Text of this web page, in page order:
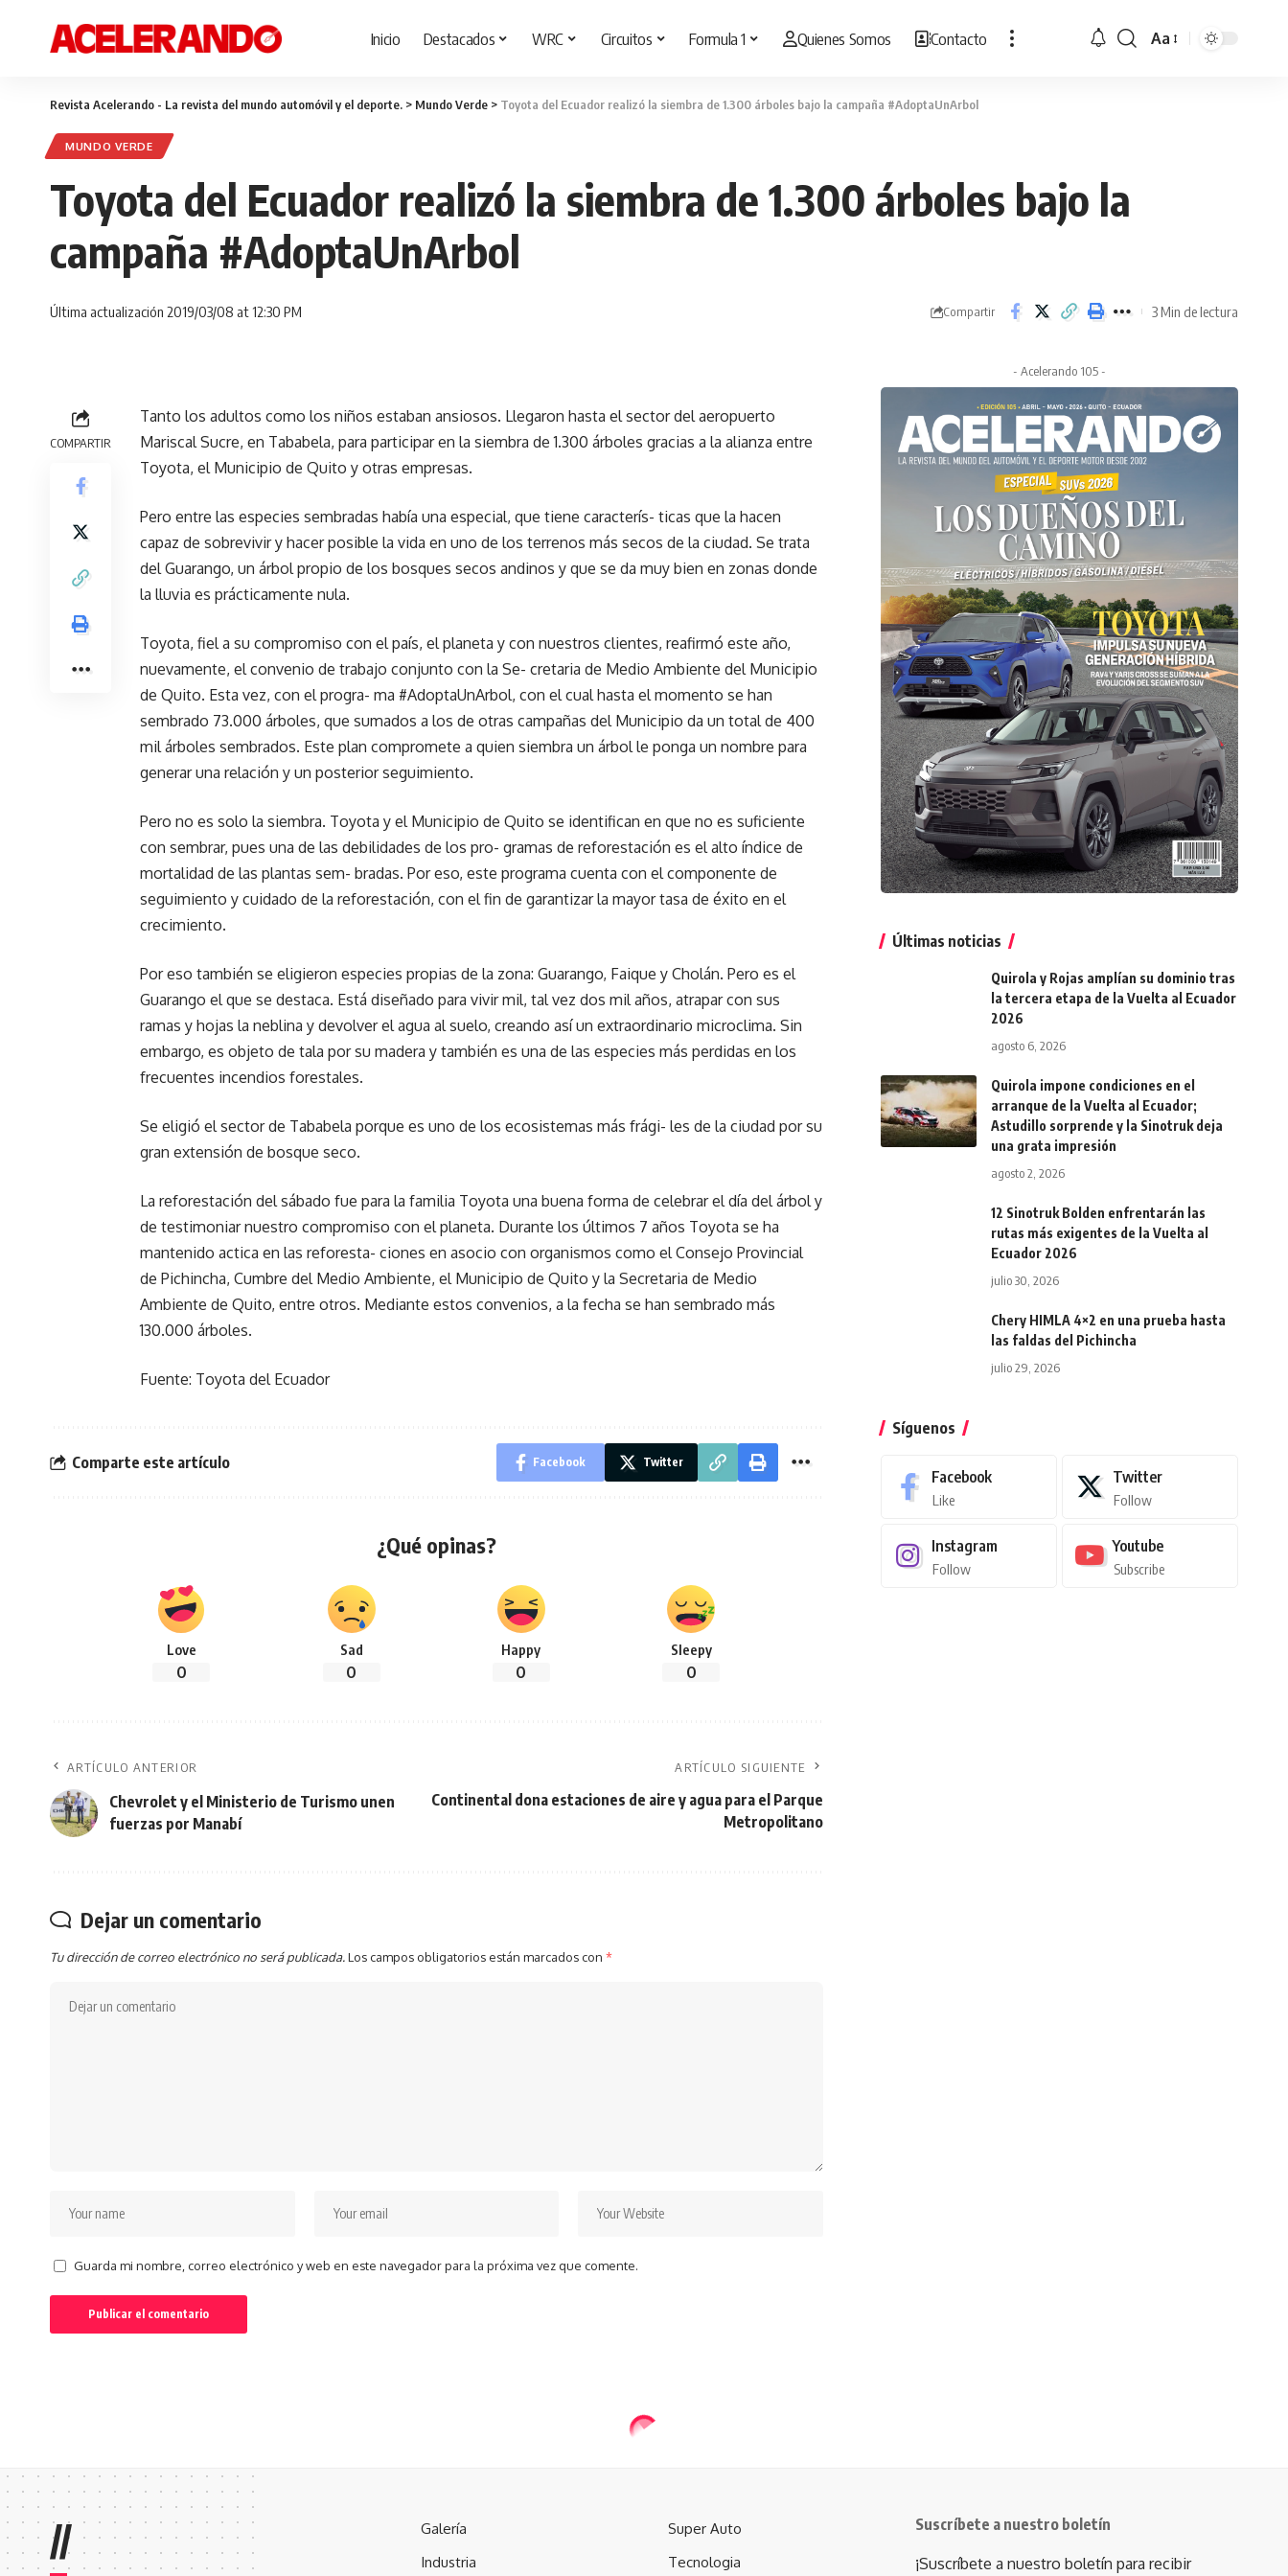
Inicio Destacados WRC Circuitos Formula 1 Quienes Somos Contacto
Cambiar
Aa
Revista Acelerando - La revista del mundo automóvil y el deporte. > Mundo Verde > Toyota del Ecuador realizó la siembra de 1.300 árboles bajo la campaña #AdoptaUnArbol
MUNDO VERDE
Toyota del Ecuador realizó la siembra de 1.300 árboles bajo la
campaña #AdoptaUnArbol
Última actualización 2019/03/08 at 12:30 PM Compartir 3 Min de lectura
COMPARTIR
Tanto los adultos como los niños estaban ansiosos. Llegaron hasta el sector del aeropuerto
Mariscal Sucre, en Tababela, para participar en la siembra de 1.300 árboles gracias a la alianza entre
Toyota, el Municipio de Quito y otras empresas.
Pero entre las especies sembradas había una especial, que tiene caracterís- ticas que la hacen
capaz de sobrevivir y hacer posible la vida en uno de los terrenos más secos de la ciudad. Se trata
del Guarango, un árbol propio de los bosques secos andinos y que se da muy bien en zonas donde
la lluvia es prácticamente nula.
Toyota, fiel a su compromiso con el país, el planeta y con nuestros clientes, reafirmó este año,
nuevamente, el convenio de trabajo conjunto con la Se- cretaria de Medio Ambiente del Municipio
de Quito. Esta vez, con el progra- ma #AdoptaUnArbol, con el cual hasta el momento se han
sembrado 73.000 árboles, que sumados a los de otras campañas del Municipio da un total de 400
mil árboles sembrados. Este plan compromete a quien siembra un árbol le ponga un nombre para
generar una relación y un posterior seguimiento.
Pero no es solo la siembra. Toyota y el Municipio de Quito se identifican en que no es suficiente
con sembrar, pues una de las debilidades de los pro- gramas de reforestación es el alto índice de
mortalidad de las plantas sem- bradas. Por eso, este programa cuenta con el componente de
seguimiento y cuidado de la reforestación, con el fin de garantizar la mayor tasa de éxito en el
crecimiento.
Por eso también se eligieron especies propias de la zona: Guarango, Faique y Cholán. Pero es el
Guarango el que se destaca. Está diseñado para vivir mil, tal vez dos mil años, atrapar con sus
ramas y hojas la neblina y devolver el agua al suelo, creando así un extraordinario microclima. Sin
embargo, es objeto de tala por su madera y también es una de las especies más perdidas en los
frecuentes incendios forestales.
Se eligió el sector de Tababela porque es uno de los ecosistemas más frági- les de la ciudad por su
gran extensión de bosque seco.
La reforestación del sábado fue para la familia Toyota una buena forma de celebrar el día del árbol y
de testimoniar nuestro compromiso con el planeta. Durante los últimos 7 años Toyota se ha
mantenido actica en las reforesta- ciones en asocio con organismos como el Consejo Provincial
de Pichincha, Cumbre del Medio Ambiente, el Municipio de Quito y la Secretaria de Medio
Ambiente de Quito, entre otros. Mediante estos convenios, a la fecha se han sembrado más
130.000 árboles.
Fuente: Toyota del Ecuador
Comparte este artículo Facebook Twitter
¿Qué opinas?
Love
0
Sad
0
Happy
0
Sleepy
0
ARTÍCULO ANTERIOR
Chevrolet y el Ministerio de Turismo unen
fuerzas por Manabí
ARTÍCULO SIGUIENTE
Continental dona estaciones de aire y agua para el Parque
Metropolitano
Dejar un comentario
Tu dirección de correo electrónico no será publicada.Los campos obligatorios están marcados con *
Guarda mi nombre, correo electrónico y web en este navegador para la próxima vez que comente.
- Acelerando 105 -
Últimas noticias
Quirola y Rojas amplían su dominio tras
la tercera etapa de la Vuelta al Ecuador
2026
agosto 6, 2026
Quirola impone condiciones en el
arranque de la Vuelta al Ecuador;
Astudillo sorprende y la Sinotruk deja
una grata impresión
agosto 2, 2026
12 Sinotruk Bolden enfrentarán las
rutas más exigentes de la Vuelta al
Ecuador 2026
julio 30, 2026
Chery HIMLA 4×2 en una prueba hasta
las faldas del Pichincha
julio 29, 2026
Síguenos
Facebook
Like
Twitter
Follow
Instagram
Follow
Youtube
Subscribe
//
Galería
Industria
Super Auto
Tecnologia
Suscríbete a nuestro boletín
¡Suscríbete a nuestro boletín para recibir